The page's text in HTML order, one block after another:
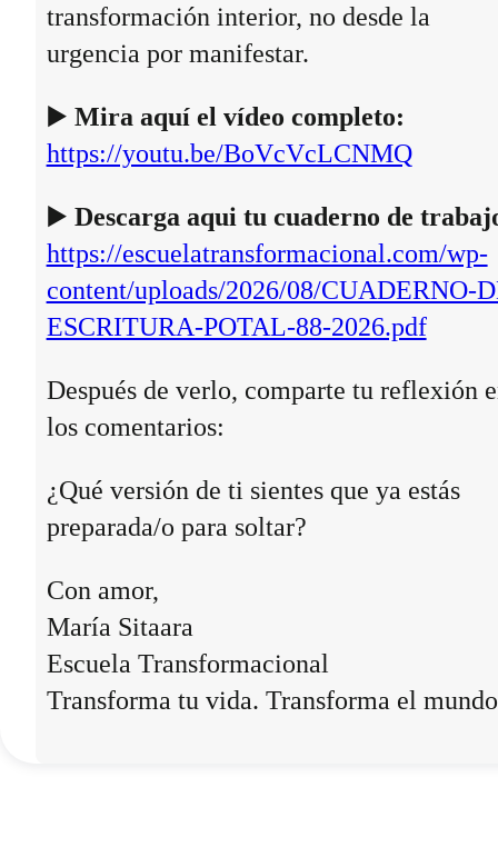
transformación interior, no desde la
urgencia por manifestar.
▶️ Mira aquí el vídeo completo:
https://youtu.be/BoVcVcLCNMQ
▶️ Descarga aqui tu cuaderno de
https://escuelatransformacional.com/wp-
content/uploads/2026/08/CUADERNO-
ESCRITURA-POTAL-88-2026.pdf
Después de verlo, comparte tu reflexión
los comentarios:
¿Qué versión de ti sientes que ya estás
preparada/o para soltar?
Con amor,
María Sitaara
Escuela Transformacional
Transforma tu vida. Transforma el